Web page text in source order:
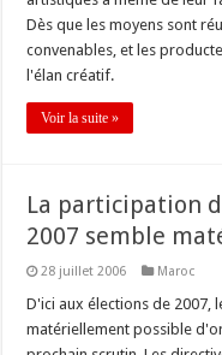
Dès que les moyens sont
convenables, et les
l'élan créatif.
Voir la suite »
La participation
2007 semble
28 juillet 2006 Maroc
D'ici aux élections de
matériellement possible